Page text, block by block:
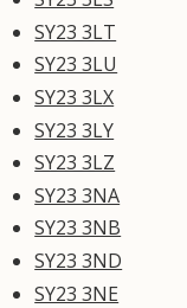
SY23 3LT
SY23 3LU
SY23 3LX
SY23 3LY
SY23 3LZ
SY23 3NA
SY23 3NB
SY23 3ND
SY23 3NE